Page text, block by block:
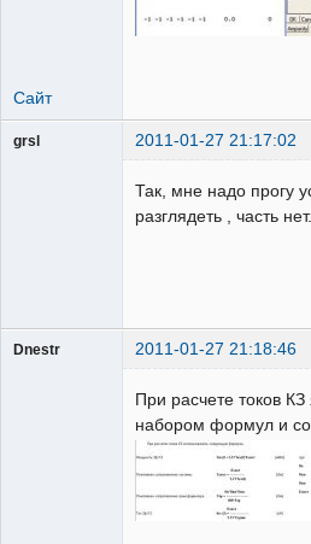
Сайт
grsl 2011-01-27 21:17:02
Так, мне надо прогу
разглядеть , часть нет.
Dnestr 2011-01-27 21:18:46
При расчете токов
набором формул и